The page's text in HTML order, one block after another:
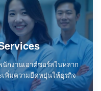
กงานเอาต์ซอร์สในหลาก
พิ่มความยืดหยุ่นให้ธุรกิจ